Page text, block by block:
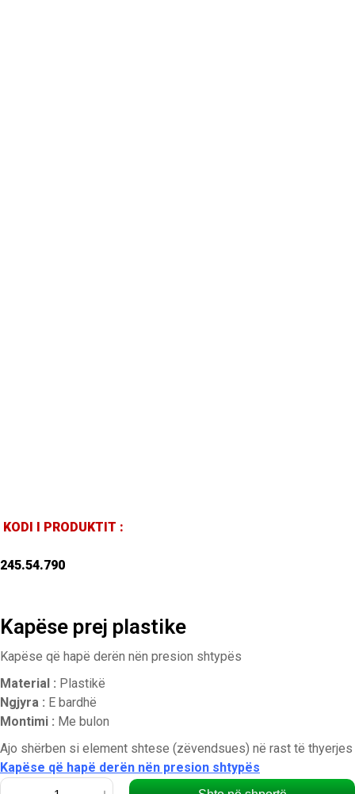
KODI I PRODUKTIT :
245.54.790
Kapëse prej plastike
Kapëse që hapë derën nën presion shtypës
Material : Plastikë
Ngjyra : E bardhë
Montimi : Me bulon
Ajo shërben si element shtese (zëvendsues) në rast të thyerjes
Kapëse që hapë derën nën presion shtypës